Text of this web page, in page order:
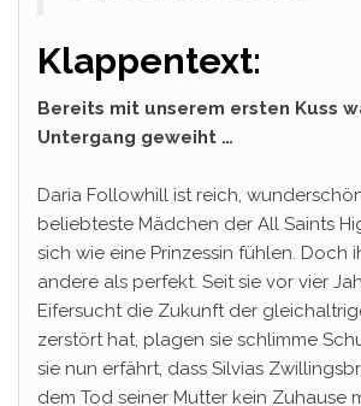
Klappentext:
Bereits mit unserem ersten Kuss
Untergang geweiht …
Daria Followhill ist reich,
beliebteste Mädchen der All Saints
sich wie eine Prinzessin fühlen. Doch
andere als perfekt. Seit sie vor vier
Eifersucht die Zukunft der
zerstört hat, plagen sie schlimme
sie nun erfährt, dass Silvias
dem Tod seiner Mutter kein Zuhause